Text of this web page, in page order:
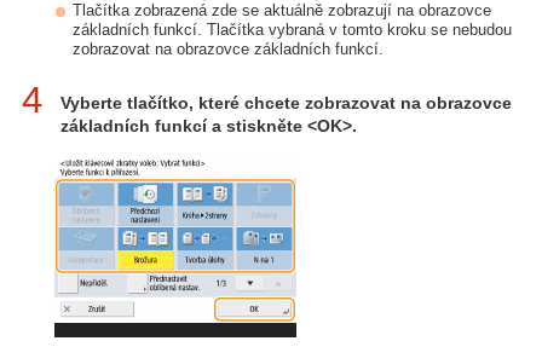
Tlačítka zobrazená zde se aktuálně zobrazují na obrazovce
základních funkcí. Tlačítka vybraná v tomto kroku se nebudou
zobrazovat na obrazovce základních funkcí.
4
Vyberte tlačítko, které chcete zobrazovat na obrazovce
základních funkcí a stiskněte <OK>.